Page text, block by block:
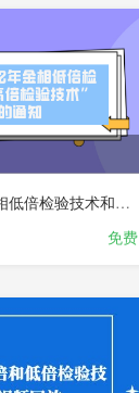
关于举办“2022年金相低倍检验技术和金相高倍检验技术”培训班的通知
免费